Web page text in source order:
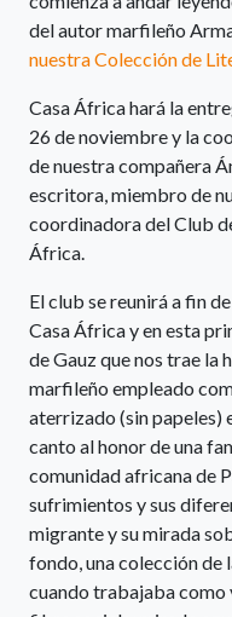
del autor marfileño
nuestra Colección de
Casa África hará la
26 de noviembre y la
de nuestra compañera
escritora, miembro de
coordinadora del Club
África.
El club se reunirá a fin
Casa África y en esta
de Gauz que nos trae la
marfileño empleado
aterrizado (sin papeles)
canto al honor de una
comunidad africana de
sufrimientos y sus
migrante y su mirada
fondo, una colección de
cuando trabajaba como